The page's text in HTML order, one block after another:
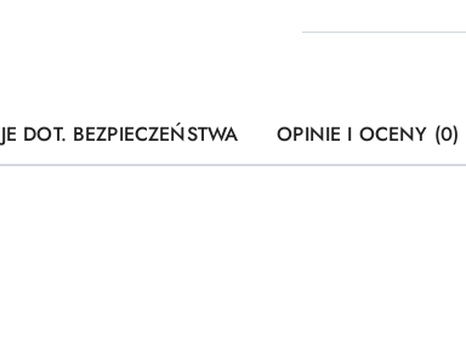
DOT. BEZPIECZEŃSTWA OPINIE I OCENY (0)